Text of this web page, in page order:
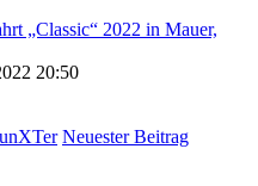
„Classic“ 2022 in Mauer,
20:50
Neuester Beitrag